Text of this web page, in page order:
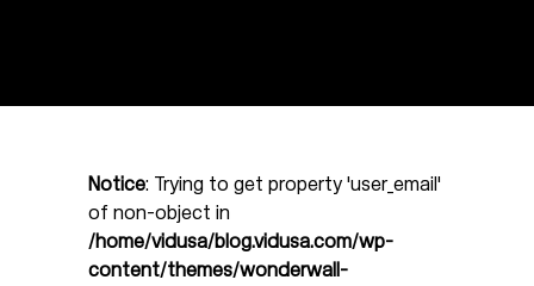
Notice: Trying to get property 'user_email'
of non-object in
/home/vidusa/blog.vidusa.com/wp-
content/themes/wonderwall-